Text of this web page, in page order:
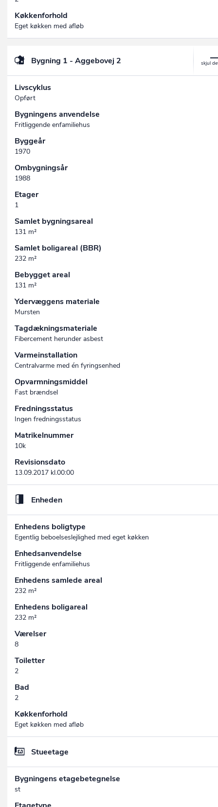
Køkkenforhold
Eget køkken med afløb
Bygning 1 - Aggebovej 2
Livscyklus
Opført
Bygningens anvendelse
Fritliggende enfamiliehus
Byggeår
1970
Ombygningsår
1988
Etager
1
Samlet bygningsareal
131 m²
Samlet boligareal (BBR)
232 m²
Bebygget areal
131 m²
Ydervæggens materiale
Mursten
Tagdækningsmateriale
Fibercement herunder asbest
Varmeinstallation
Centralvarme med én fyringsenhed
Opvarmningsmiddel
Fast brændsel
Fredningsstatus
Ingen fredningsstatus
Matrikelnummer
10k
Revisionsdato
13.09.2017 kl.00:00
Enheden
Enhedens boligtype
Egentlig beboelseslejlighed med eget køkken
Enhedsanvendelse
Fritliggende enfamiliehus
Enhedens samlede areal
232 m²
Enhedens boligareal
232 m²
Værelser
8
Toiletter
2
Bad
2
Køkkenforhold
Eget køkken med afløb
Stueetage
Bygningens etagebetegnelse
st